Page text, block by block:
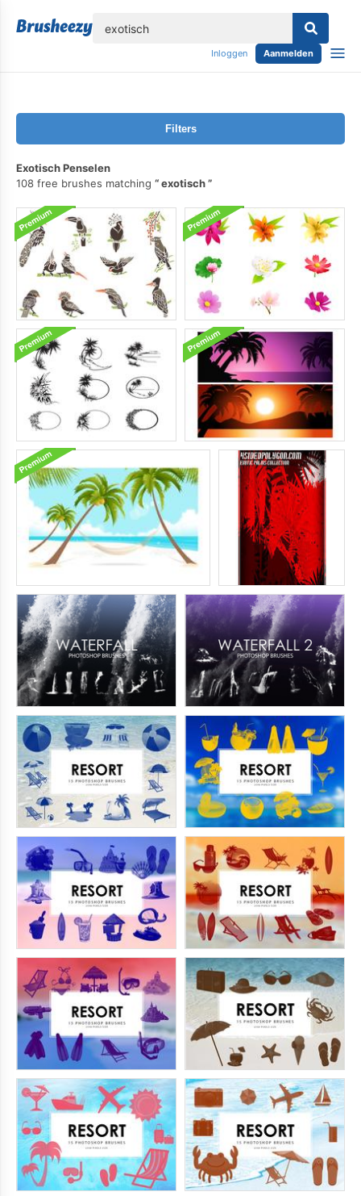
Inloggen Aanmelden
Filters
Exotisch Penselen
108 free brushes matching
exotisch